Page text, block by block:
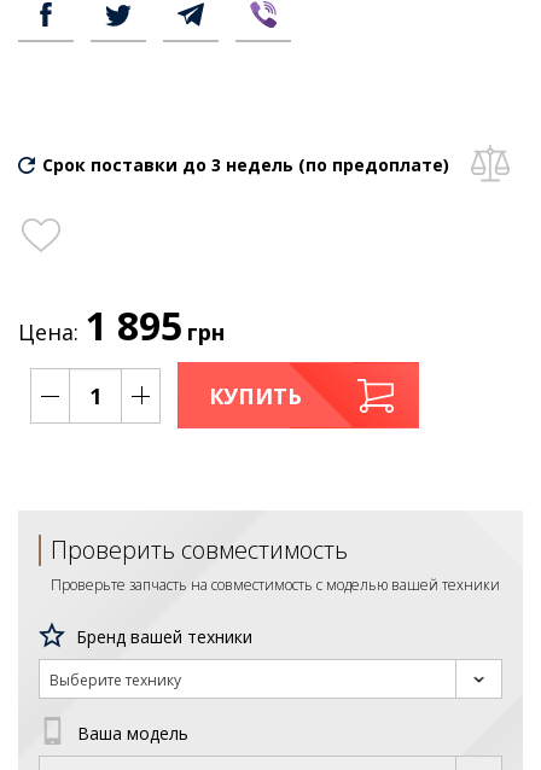
Срок поставки до 3 недель (по предоплате)
Цена: 1 895 грн
КУПИТЬ
Проверить совместимость
Проверьте запчасть на совместимость с моделью вашей техники
Бренд вашей техники
Выберите технику
Ваша модель